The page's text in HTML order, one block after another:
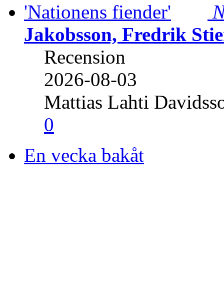
Jakobsson, Fredrik
Recension
2026-08-03
Mattias Lahti
0
En vecka bakåt